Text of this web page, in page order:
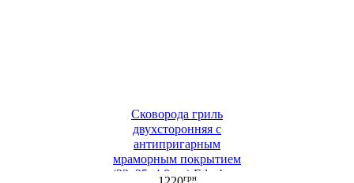
Сковорода гриль
двухсторонняя с
антипригарным
мраморным покрытием
(32х25х4,8 см) Edenberg
грн